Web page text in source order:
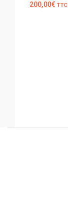
200,00€ TTC